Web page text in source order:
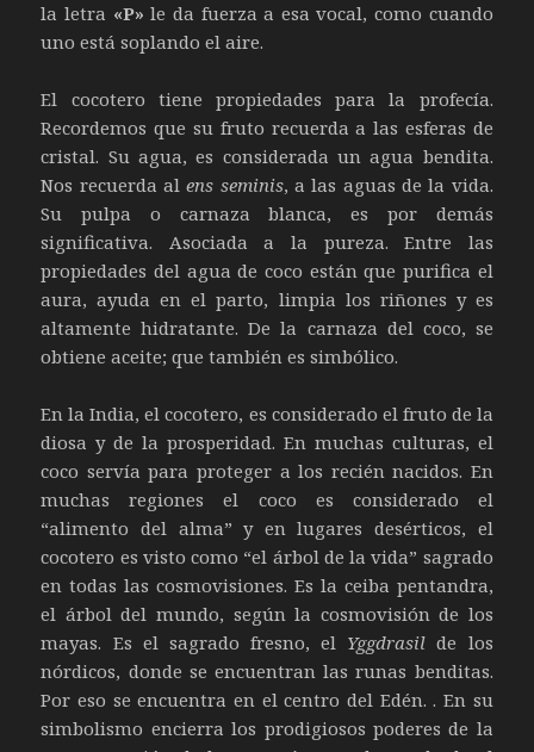
la letra «P» le da fuerza a esa vocal, como cuando
uno está soplando el aire.
El cocotero tiene propiedades para la profecía.
Recordemos que su fruto recuerda a las esferas de
cristal. Su agua, es considerada un agua bendita.
Nos recuerda alens seminis, a las aguas de la vida.
Su pulpa o carnaza blanca, es por demás
significativa. Asociada a la pureza. Entre las
propiedades del agua de coco están que purifica el
aura, ayuda en el parto, limpia los riñones y es
altamente hidratante. De la carnaza del coco, se
obtiene aceite; que también es simbólico.
En la India, el cocotero, es considerado el fruto de la
diosa y de la prosperidad. En muchas culturas, el
coco servía para proteger a los recién nacidos. En
muchas regiones el coco es considerado el
“alimento del alma” y en lugares desérticos, el
cocotero es visto como “el árbol de la vida” sagrado
en todas las cosmovisiones. Es la ceiba pentandra,
el árbol del mundo, según la cosmovisión de los
mayas. Es el sagrado fresno, el Yggdrasil de los
nórdicos, donde se encuentran las runas benditas.
Por eso se encuentra en el centro del Edén. . En su
simbolismo encierra los prodigiosos poderes de la